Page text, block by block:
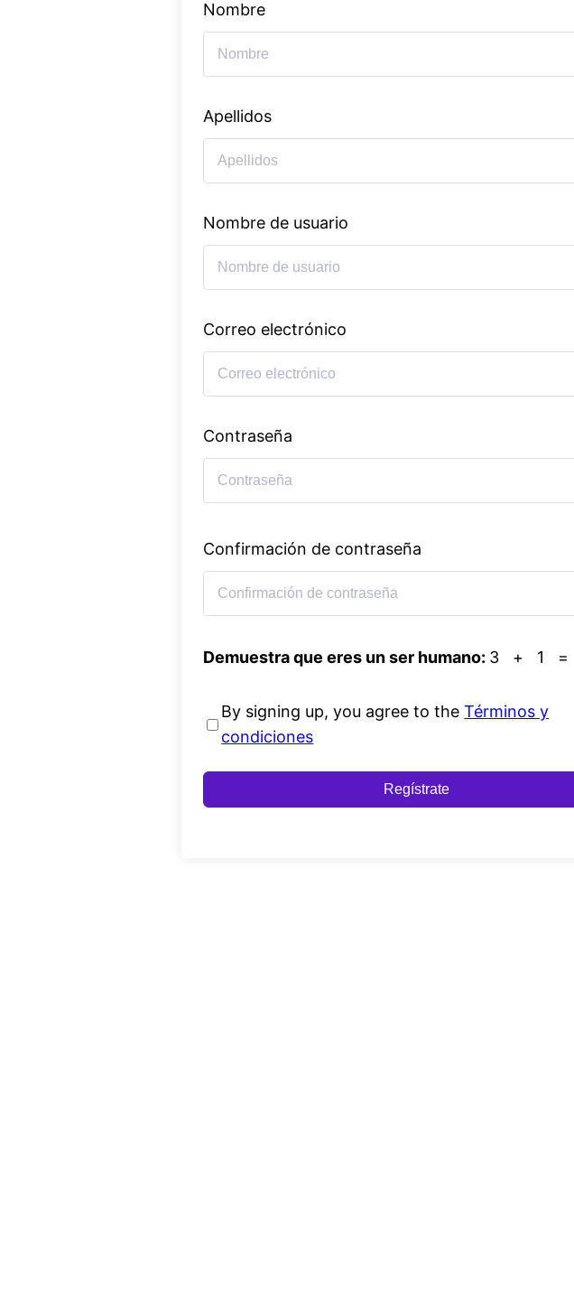
Nombre
Apellidos
Nombre de usuario
Correo electrónico
Contraseña
Confirmación de contraseña
Demuestra que eres un ser humano: 3 + 1 =
By signing up, you agree to theTérminos y
condiciones
Regístrate